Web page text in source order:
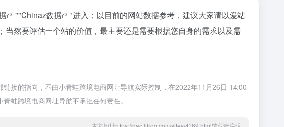
""Chinaz数据
"进入；以目前的网站数据参考，建议大家请以爱站
然要评估一个站的价值，最主要还是需要根据您自身的需求以及需
接的指向，不由小青蛙跨境电商网址导航实际控制，在2022年11月26日 14:00
蛙跨境电商网址导航不承担任何责任。
本文地址https://hao.lifrog.com/sites/4169.html转载请注明